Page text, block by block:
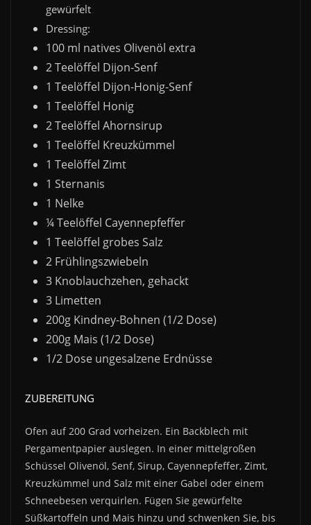
gewürfelt
Dressing:
100 ml natives Olivenöl extra
2 Teelöffel Dijon-Senf
1 Teelöffel Dijon-Honig-Senf
1 Teelöffel Honig
2 Teelöffel Ahornsirup
1 Teelöffel Kreuzkümmel
1 Teelöffel Zimt
1 Sternanis
1 Nelke
¼ Teelöffel Cayennepfeffer
1 Teelöffel grobes Salz
2 Frühlingszwiebeln
3 Knoblauchzehen, gehackt
3 Limetten
200g Kindney-Bohnen (1/2 Dose)
200g Mais (1/2 Dose)
1/2 Dose ungesalzene Erdnüsse
ZUBEREITUNG
Ofen auf 200 Grad vorheizen. Ein Backblech mit
Pergamentpapier auslegen. In einer mittelgroßen
Schüssel Olivenöl, Senf, Sirup, Cayennepfeffer, Zimt,
Kreuzkümmel und Salz mit einer Gabel oder einem
Schneebesen verquirlen. Fügen Sie gewürfelte
Süßkartoffeln und Mais hinzu und schwenken Sie, bis